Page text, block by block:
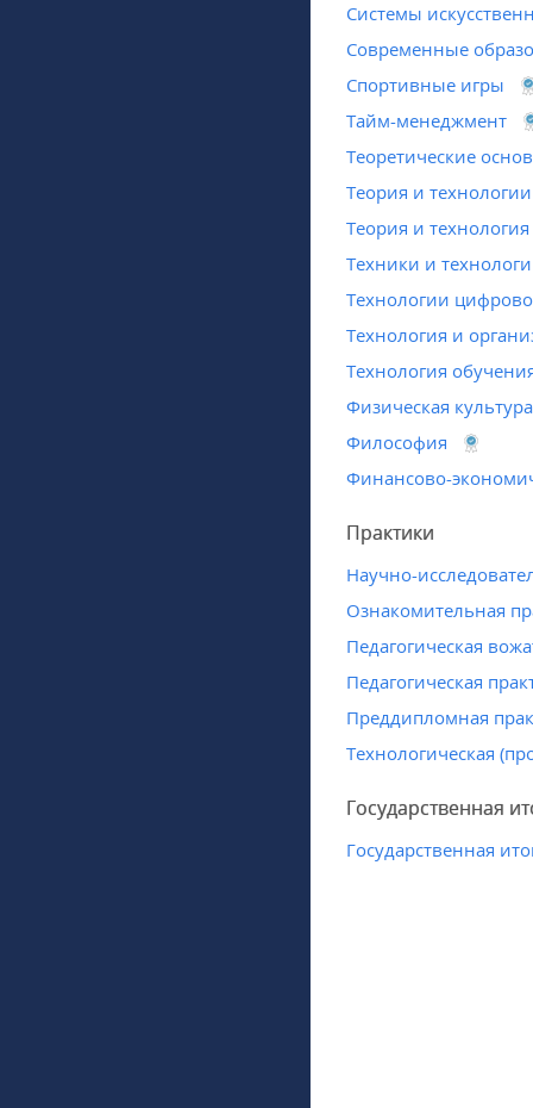
Системы
Современные
Спортивные игры
Тайм-менеджмент
Теоретические
Теория и
Теория и
Техники и
Технологии
Технология и
Технология
Физическая
Философия
Финансово-
Практики
Научно-
Ознакомительная
Педагогическая
Педагогическая
Преддипломная
Технологическая
Государственная
Государственная